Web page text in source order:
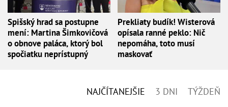
Spišský hrad sa postupne
mení: Martina Šimkovičová
o obnove paláca, ktorý bol
spočiatku neprístupný
Prekliaty budík! Wisterová
opísala ranné peklo: Nič
nepomáha, toto musí
maskovať
NAJČÍTANEJŠIE 3 DNI TÝŽDEŇ